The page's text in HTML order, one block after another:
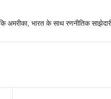
अमरीका, भारत के साथ रणनीतिक